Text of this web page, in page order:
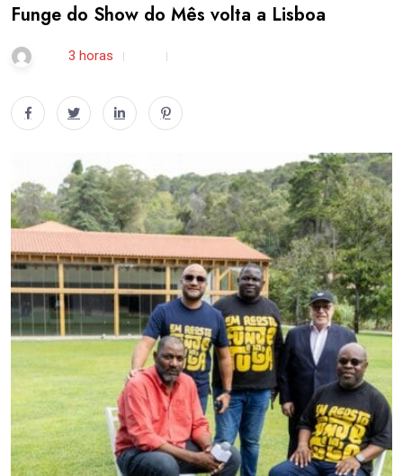
Funge do Show do Mês volta a Lisboa
3 horas